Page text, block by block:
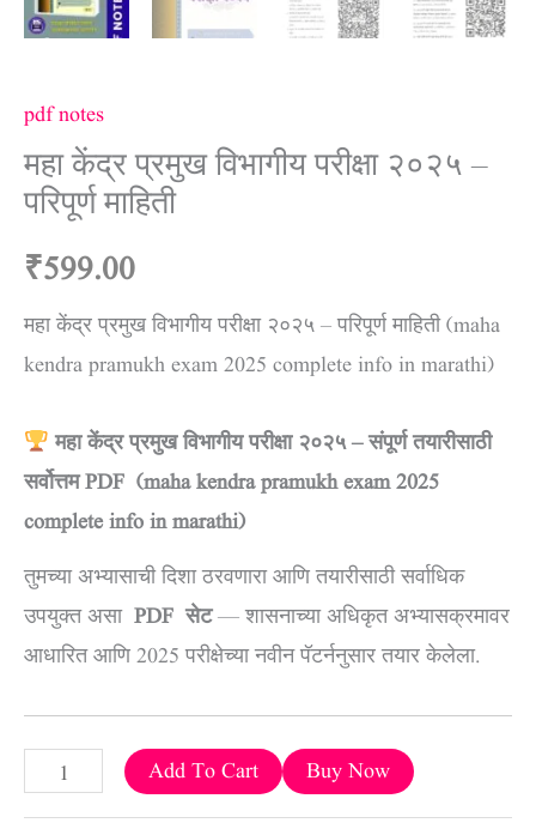
pdf notes
महा केंद्र प्रमुख विभागीय परीक्षा २०२५ –
परिपूर्ण माहिती
₹599.00
महा केंद्र प्रमुख विभागीय परीक्षा २०२५ – परिपूर्ण माहिती (maha
kendra pramukh exam 2025 complete info in marathi)
महा केंद्र प्रमुख विभागीय परीक्षा २०२५ – संपूर्ण तयारीसाठी
सर्वोत्तम PDF (maha kendra pramukh exam 2025
complete info in marathi)
तुमच्या अभ्यासाची दिशा ठरवणारा आणि तयारीसाठी सर्वाधिक
उपयुक्त असा PDF सेट— शासनाच्या अधिकृत अभ्यासक्रमावर
आधारित आणि 2025 परीक्षेच्या नवीन पॅटर्ननुसार तयार केलेला.
Add To Cart Buy Now